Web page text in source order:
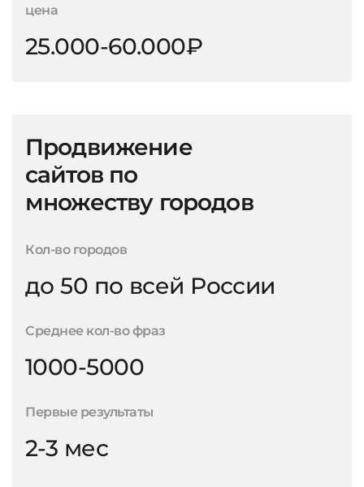
цена
25.000-60.000₽
Продвижение
сайтов по
множеству городов
Кол-во городов
до 50 по всей России
Среднее кол-во фраз
1000-5000
Первые результаты
2-3 мес